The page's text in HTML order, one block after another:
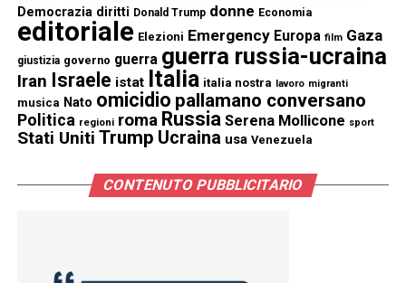
Democrazia diritti Donald Trump donne Economia
editoriale Elezioni Emergency Europa film Gaza
giustizia governo guerra guerra russia-ucraina
Iran Israele istat Italia italia nostra lavoro migranti
musica Nato omicidio pallamano conversano
Politica regioni roma Russia Serena Mollicone sport
Stati Uniti Trump Ucraina usa Venezuela
CONTENUTO PUBBLICITARIO